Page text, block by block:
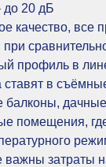
до 20 дБ
качество, все
профиль в
ставят в
балконы,
помещения,
важны затраты